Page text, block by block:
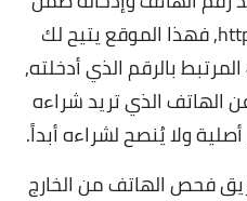
, فهذا الموقع يتيح لك
بالرقم الذي أدخلته,
الهاتف الذي تريد شراءه
ولا يُنصح لشراءه أبداً.
فحص الهاتف من الخارج